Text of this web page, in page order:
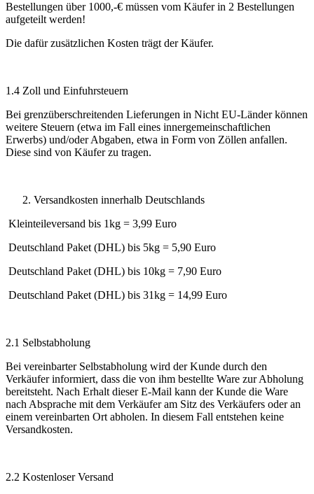
Bestellungen über 1000,-€ müssen vom Käufer in 2 Bestellungen
aufgeteilt werden!
Die dafür zusätzlichen Kosten trägt der Käufer.
1.4 Zoll und Einfuhrsteuern
Bei grenzüberschreitenden Lieferungen in Nicht EU-Länder können
weitere Steuern (etwa im Fall eines innergemeinschaftlichen
Erwerbs) und/oder Abgaben, etwa in Form von Zöllen anfallen.
Diese sind von Käufer zu tragen.
Versandkosten innerhalb Deutschlands
Kleinteileversand bis 1kg = 3,99 Euro
Deutschland Paket (DHL) bis 5kg = 5,90 Euro
Deutschland Paket (DHL) bis 10kg = 7,90 Euro
Deutschland Paket (DHL) bis 31kg = 14,99 Euro
2.1 Selbstabholung
Bei vereinbarter Selbstabholung wird der Kunde durch den
Verkäufer informiert, dass die von ihm bestellte Ware zur Abholung
bereitsteht. Nach Erhalt dieser E-Mail kann der Kunde die Ware
nach Absprache mit dem Verkäufer am Sitz des Verkäufers oder an
einem vereinbarten Ort abholen. In diesem Fall entstehen keine
Versandkosten.
2.2 Kostenloser Versand